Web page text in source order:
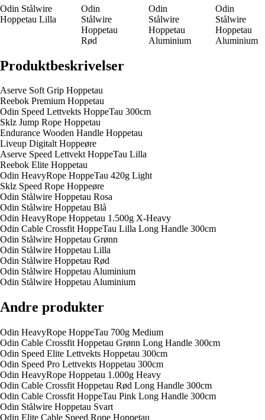
Odin Stålwire
Hoppe­tau Lilla
Odin
Stålwire
Hoppe­tau
Rød
Odin
Stålwire
Hoppe­tau
Aluminium
Odin
Stålwire
Hoppe­tau
Aluminium
Produktbeskrivelser
Aserve Soft Grip Hoppe­tau
Reebok Premium Hoppe­tau
Odin Speed Lettvekts HoppeTau 300cm
Sklz Jump Rope Hoppe­tau
Endurance Wooden Handle Hoppe­tau
Liveup Digitalt Hoppeøre
Aserve Speed Lettvekt HoppeTau Lilla
Reebok Elite Hoppe­tau
Odin HeavyRope HoppeTau 420g Light
Sklz Speed Rope Hoppeøre
Odin Stålwire Hoppe­tau Rosa
Odin Stålwire Hoppe­tau Blå
Odin HeavyRope Hoppe­tau 1.500g X-Heavy
Odin Cable Crossfit HoppeTau Lilla Long Handle 300cm
Odin Stålwire Hoppe­tau Grønn
Odin Stålwire Hoppe­tau Lilla
Odin Stålwire Hoppe­tau Rød
Odin Stålwire Hoppe­tau Aluminium
Odin Stålwire Hoppe­tau Aluminium
Andre produkter
Odin HeavyRope HoppeTau 700g Medium
Odin Cable Crossfit Hoppe­tau Grønn Long Handle 300cm
Odin Speed Elite Lettvekts Hoppe­tau 300cm
Odin Speed Pro Lettvekts Hoppe­tau 300cm
Odin HeavyRope Hoppe­tau 1.000g Heavy
Odin Cable Crossfit Hoppe­tau Rød Long Handle 300cm
Odin Cable Crossfit HoppeTau Pink Long Handle 300cm
Odin Stålwire Hoppe­tau Svart
Odin Elite Cable Speed Rope Hoppe­tau